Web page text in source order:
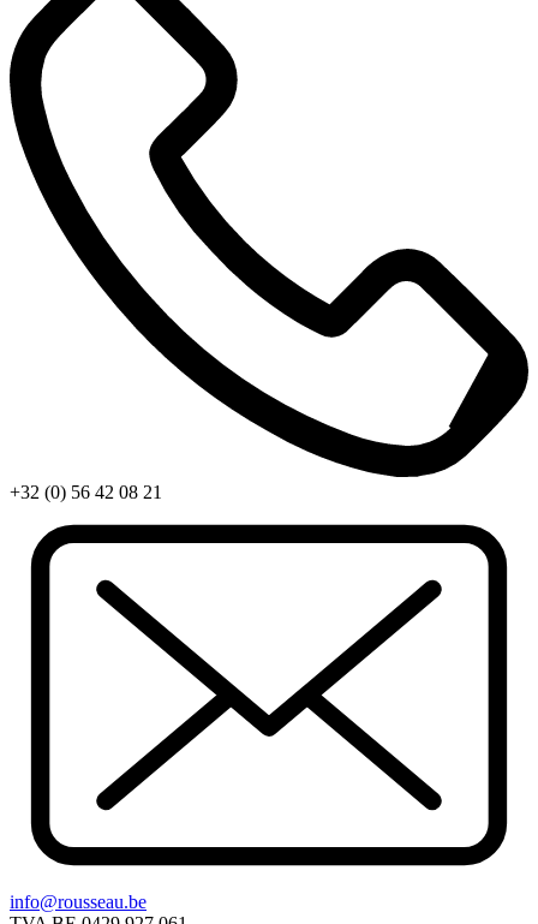
+32 (0) 56 42 08 21
info@rousseau.be